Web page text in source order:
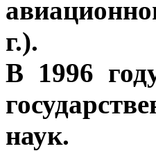
г.).
В 1996
наук.